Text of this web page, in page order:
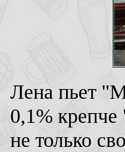
Лена пьет
0,1%
не только